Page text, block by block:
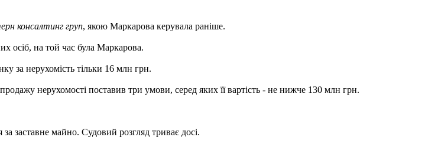
консалтинг груп, якою Маркарова керувала раніше.
осіб, на той час була Маркарова.
за нерухомість тільки 16 млн грн.
нерухомості поставив три умови, серед яких її вартість - не нижче 130 млн грн.
заставне майно. Судовий розгляд триває досі.